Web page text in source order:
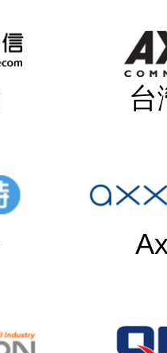
台